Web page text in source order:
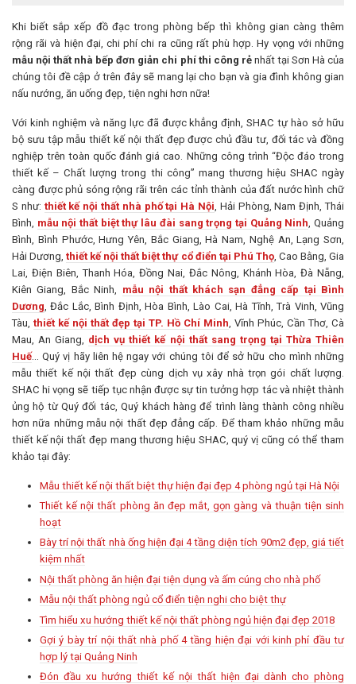
Khi biết sắp xếp đồ đạc trong phòng bếp thì không gian càng thêm
rộng rãi và hiện đại, chi phí chi ra cũng rất phù hợp. Hy vọng với những
mẫu nội thất nhà bếp đơn giản chi phí thi công rẻnhất tại Sơn Hà của
chúng tôi đề cập ở trên đây sẽ mang lại cho bạn và gia đình không gian
nấu nướng, ăn uống đẹp, tiện nghi hơn nữa!
Với kinh nghiệm và năng lực đã được khẳng định, SHAC tự hào sở hữu
bộ sưu tập mẫu thiết kế nội thất đẹp được chủ đầu tư, đối tác và đồng
nghiệp trên toàn quốc đánh giá cao. Những công trình “Độc đáo trong
thiết kế – Chất lượng trong thi công” mang thương hiệu SHAC ngày
càng được phủ sóng rộng rãi trên các tỉnh thành của đất nước hình chữ
S như: thiết kế nội thất nhà phố tại Hà Nội , Hải Phòng, Nam Định, Thái
Bình, mẫu nội thất biệt thự lâu đài sang trọng tại Quảng Ninh , Quảng
Bình, Bình Phước, Hưng Yên, Bắc Giang, Hà Nam, Nghệ An, Lạng Sơn,
Hải Dương,thiết kế nội thất biệt thự cổ điển tại Phú Thọ, Cao Bằng, Gia
Lai, Điện Biên, Thanh Hóa, Đồng Nai, Đắc Nông, Khánh Hòa, Đà Nẵng,
Kiên Giang, Bắc Ninh, mẫu nội thất khách sạn đẳng cấp tại Bình
Dương , Đắc Lắc, Bình Định, Hòa Bình, Lào Cai, Hà Tĩnh, Trà Vinh, Vũng
Tàu, thiết kế nội thất đẹp tại TP. Hồ Chí Minh , Vĩnh Phúc, Cần Thơ, Cà
Mau, An Giang, dịch vụ thiết kế nội thất sang trọng tại Thừa Thiên
Huế… Quý vị hãy liên hệ ngay với chúng tôi để sở hữu cho mình những
mẫu thiết kế nội thất đẹp cùng dịch vụ xây nhà trọn gói chất lượng.
SHAC hi vọng sẽ tiếp tục nhận được sự tin tưởng hợp tác và nhiệt thành
ủng hộ từ Quý đối tác, Quý khách hàng để trình làng thành công nhiều
hơn nữa những mẫu nội thất đẹp đẳng cấp. Để tham khảo những mẫu
thiết kế nội thất đẹp mang thương hiệu SHAC, quý vị cũng có thể tham
khảo tại đây:
Mẫu thiết kế nội thất biệt thự hiện đại đẹp 4 phòng ngủ tại Hà Nội
Thiết kế nội thất phòng ăn đẹp mắt, gọn gàng và thuận tiện sinh
hoạt
Bày trí nội thất nhà ống hiện đại 4 tầng diện tích 90m2 đẹp, giá tiết
kiệm nhất
Nội thất phòng ăn hiện đại tiện dụng và ấm cúng cho nhà phố
Mẫu nội thất phòng ngủ cổ điển tiện nghi cho biệt thự
Tìm hiểu xu hướng thiết kế nội thất phòng ngủ hiện đại đẹp 2018
Gợi ý bày trí nội thất nhà phố 4 tầng hiện đại với kinh phí đầu tư
hợp lý tại Quảng Ninh
Đón đầu xu hướng thiết kế nội thất hiện đại dành cho phòng